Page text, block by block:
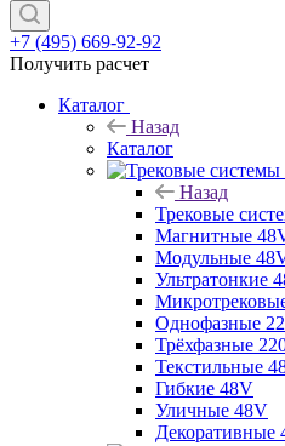
+7 (495) 669-92-92
Получить расчет
Каталог
Назад
Каталог
Назад
Трековые
Магнитные
Модульные
Ультратонкие
Однофазные
Трёхфазные
Текстильные
Гибкие 48V
Уличные 48V
Декоративные